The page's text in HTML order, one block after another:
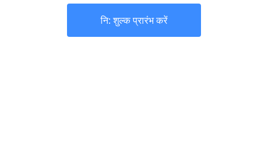
नि: शुल्क प्रारंभ करें